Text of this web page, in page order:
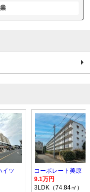
イツ
コーポレート美原
9.1万円
3LDK（74.84㎡）